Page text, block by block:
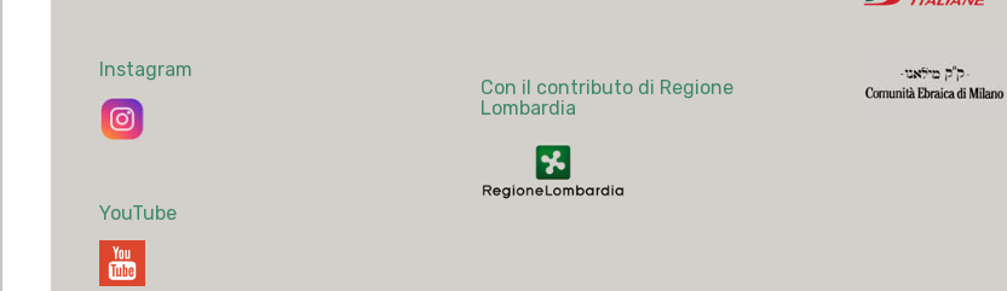
Instagram
YouTube
Con il contributo di Regione
Lombardia